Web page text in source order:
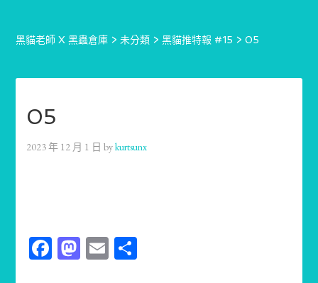
黑貓老師 X 黑蟲倉庫 >未分類 >黑貓推特報 #15 >05
05
2023 年 12 月 1 日 bykurtsunx
Facebook
Mastodon
Email